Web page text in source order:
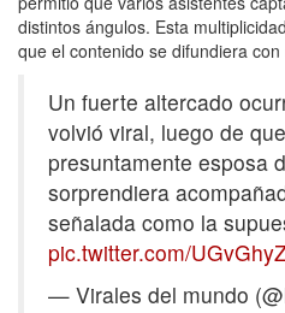
distintos ángulos. Esta
que el contenido se difundiera con
Un fuerte altercado
volvió viral, luego de
presuntamente esposa
sorprendiera
señalada como la
pic.twitter.com/
— Virales del mundo